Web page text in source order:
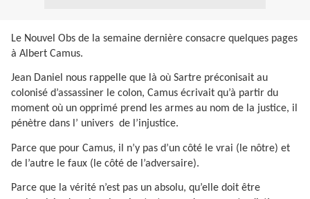
Le Nouvel Obs de la semaine dernière consacre quelques pages
à Albert Camus.
Jean Daniel nous rappelle que là où Sartre préconisait au
colonisé d’assassiner le colon, Camus écrivait qu’à partir du
moment où un opprimé prend les armes au nom de la justice, il
pénètre dans l’ univers de l’injustice.
Parce que pour Camus, il n’y pas d’un côté le vrai (le nôtre) et
de l’autre le faux (le côté de l’adversaire).
Parce que la vérité n’est pas un absolu, qu’elle doit être